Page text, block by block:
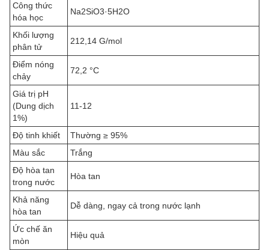
Công thức
hóa học
Na2SiO3·5H2O
Khối lượng
phân tử
212,14 G/mol
Điểm nóng
chảy
72,2 °C
Giá trị pH
(Dung dịch
1%)
11-12
Độ tinh khiết
Thường ≥ 95%
Màu sắc
Trắng
Độ hòa tan
trong nước
Hòa tan
Khả năng
hòa tan
Dễ dàng, ngay cả trong nước lạnh
Ức chế ăn
mòn
Hiệu quả